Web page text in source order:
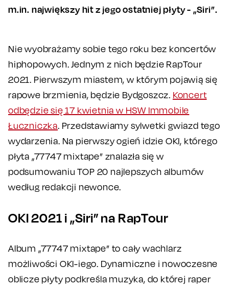
m.in. największy hit z jego ostatniej płyty - „Siri”.
Nie wyobrażamy sobie tego roku bez koncertów
hiphopowych. Jednym z nich będzie RapTour
2021. Pierwszym miastem, w którym pojawią się
rapowe brzmienia, będzie Bydgoszcz. Koncert
odbędzie się 17 kwietnia w HSW Immobile
Łuczniczka. Przedstawiamy sylwetki gwiazd tego
wydarzenia. Na pierwszy ogień idzie OKI, którego
płyta „77747 mixtape” znalazła się w
podsumowaniu TOP 20 najlepszych albumów
według redakcji newonce.
OKI 2021 i „Siri” na RapTour
Album „77747 mixtape” to cały wachlarz
możliwości OKI-iego. Dynamiczne i nowoczesne
oblicze płyty podkreśla muzyka, do której raper